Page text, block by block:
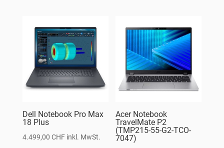
Dell Notebook Pro Max
18 Plus
4.499,00 CHF inkl. MwSt.
Acer Notebook
TravelMate P2
(TMP215-55-G2-TCO-
7047)